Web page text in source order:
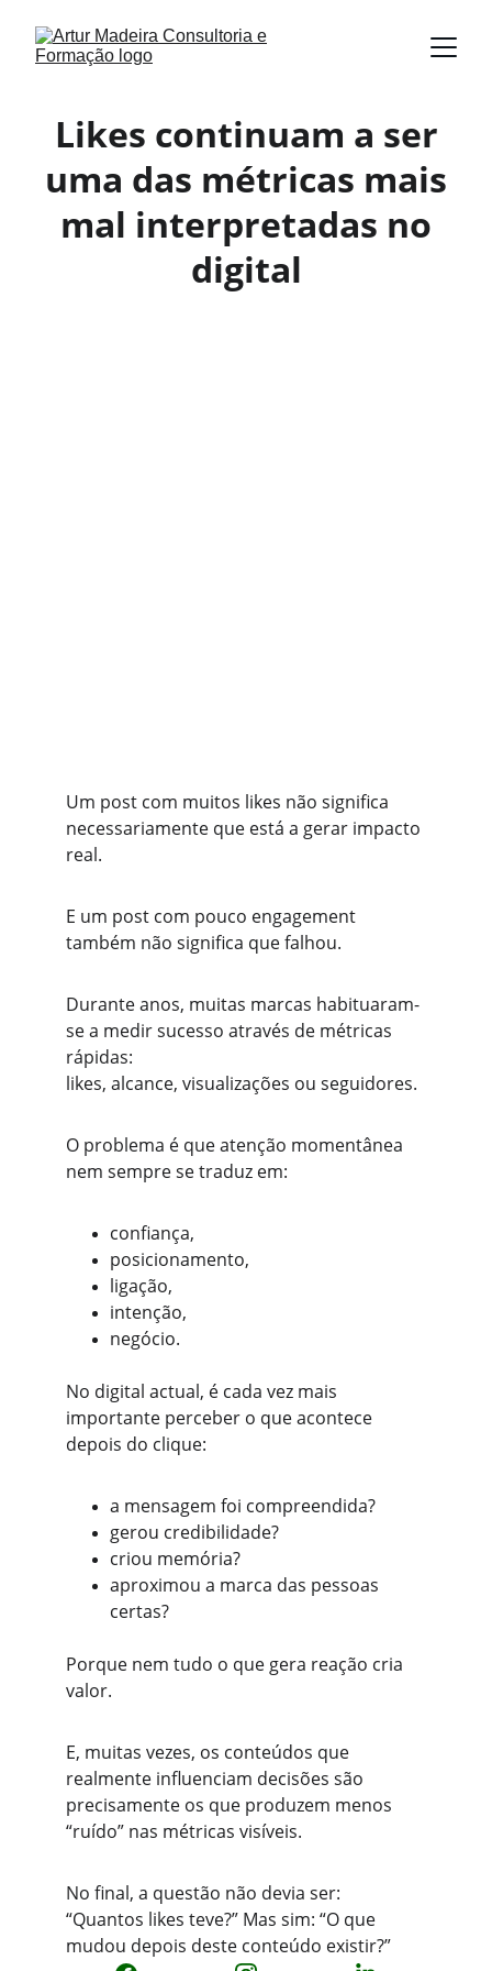
Likes continuam a ser
uma das métricas mais
mal interpretadas no
digital
Um post com muitos likes não significa
necessariamente que está a gerar impacto
real.
E um post com pouco engagement
também não significa que falhou.
Durante anos, muitas marcas habituaram-
se a medir sucesso através de métricas
rápidas:
likes, alcance, visualizações ou seguidores.
O problema é que atenção momentânea
nem sempre se traduz em:
confiança,
posicionamento,
ligação,
intenção,
negócio.
No digital actual, é cada vez mais
importante perceber o que acontece
depois do clique:
a mensagem foi compreendida?
gerou credibilidade?
criou memória?
aproximou a marca das pessoas
certas?
Porque nem tudo o que gera reação cria
valor.
E, muitas vezes, os conteúdos que
realmente influenciam decisões são
precisamente os que produzem menos
“ruído” nas métricas visíveis.
No final, a questão não devia ser:
“Quantos likes teve?” Mas sim: “O que
mudou depois deste conteúdo existir?”